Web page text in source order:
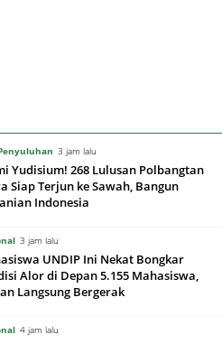
3 jam lalu
Yudisium! 268 Lulusan Polbangtan
Siap Terjun ke Sawah, Bangun
Indonesia
3 jam lalu
UNDIP Ini Nekat Bongkar
Alor di Depan 5.155 Mahasiswa,
Langsung Bergerak
4 jam lalu